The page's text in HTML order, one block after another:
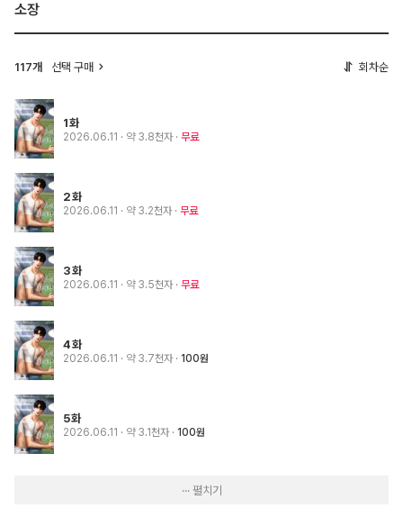
소장
117개 선택 구매 회차순
1화
2026.06.11 · 약 3.8천자 무료
2화
2026.06.11 · 약 3.2천자 무료
3화
2026.06.11 · 약 3.5천자 무료
4화
2026.06.11 · 약 3.7천자 100원
5화
2026.06.11 · 약 3.1천자 100원
··· 펼치기